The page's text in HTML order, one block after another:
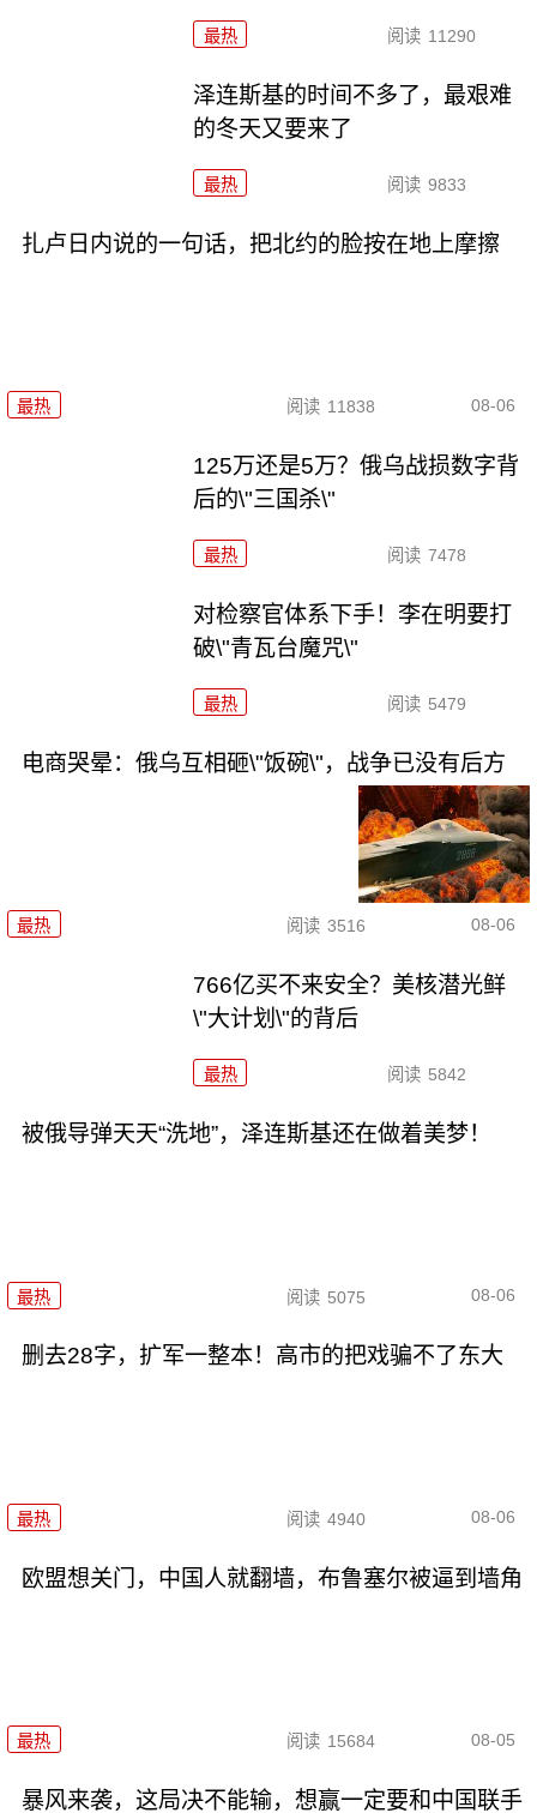
最热 阅读 11290
泽连斯基的时间不多了，最艰难
的冬天又要来了
最热 阅读 9833
扎卢日内说的一句话，把北约的脸按在地上摩擦
最热 阅读 11838 08-06
125万还是5万？俄乌战损数字背
后的\"三国杀\"
最热 阅读 7478
对检察官体系下手！李在明要打
破\"青瓦台魔咒\"
最热 阅读 5479
电商哭晕：俄乌互相砸\"饭碗\"，战争已没有后方
最热 阅读 3516 08-06
766亿买不来安全？美核潜光鲜
\"大计划\"的背后
最热 阅读 5842
被俄导弹天天“洗地”，泽连斯基还在做着美梦！
最热 阅读 5075 08-06
删去28字，扩军一整本！高市的把戏骗不了东大
最热 阅读 4940 08-06
欧盟想关门，中国人就翻墙，布鲁塞尔被逼到墙角
最热 阅读 15684 08-05
暴风来袭，这局决不能输，想赢一定要和中国联手